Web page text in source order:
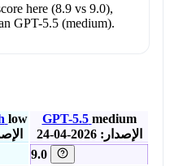
here (8.9 vs 9.0),
GPT-5.5 (medium).
low
GPT-5.5 medium
الإصدار: 2026-04-24
9.0